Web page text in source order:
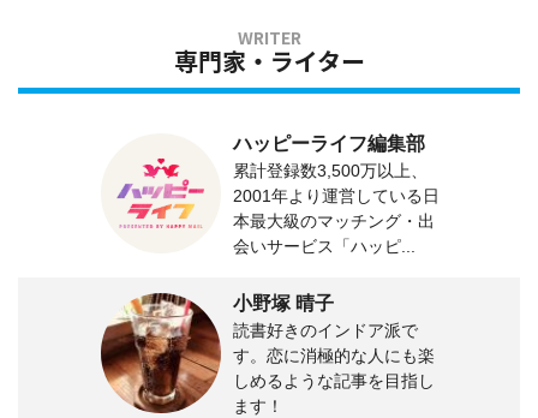
専門家・ライター
ハッピーライフ編集部
累計登録数3,500万以上、
2001年より運営している日
本最大級のマッチング・出
会いサービス「ハッピ...
小野塚 晴子
読書好きのインドア派で
す。恋に消極的な人にも楽
しめるような記事を目指し
ます！